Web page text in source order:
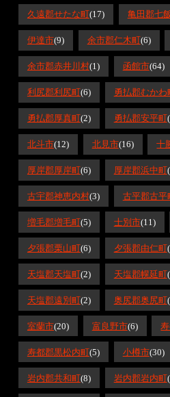
久遠郡せたな町(17) 亀田郡七
伊達市(9) 余市郡仁木町(6)
余市郡赤井川村(1) 函館市(64)
利尻郡利尻町(6) 勇払郡むかわ
勇払郡厚真町(2) 勇払郡安平町
北斗市(12) 北見市(16) 十
厚岸郡厚岸町(6) 厚岸郡浜中町
古宇郡神恵内村(3) 古平郡古平
増毛郡増毛町(5) 士別市(11)
夕張郡栗山町(6) 夕張郡由仁町
天塩郡天塩町(2) 天塩郡幌延町
天塩郡遠別町(2) 奥尻郡奥尻町
室蘭市(20) 富良野市(6)
寿都郡黒松内町(5) 小樽市(30)
岩内郡共和町(8) 岩内郡岩内町